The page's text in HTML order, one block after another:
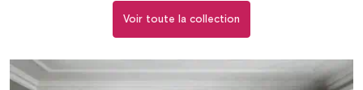
Voir toute la collection